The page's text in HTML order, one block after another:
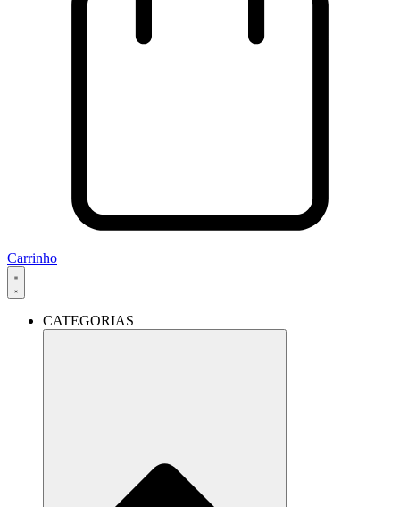
Carrinho
CATEGORIAS